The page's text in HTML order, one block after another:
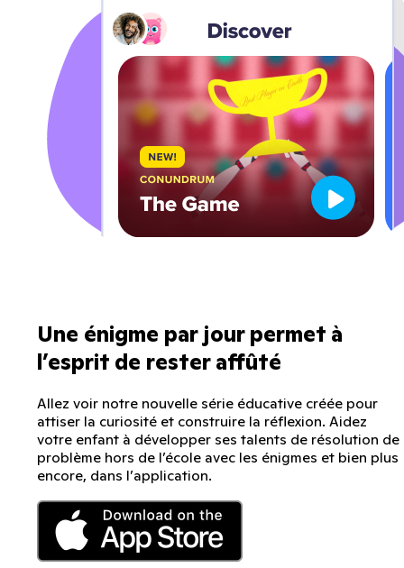
Une énigme par jour permet à
l’esprit de rester affûté
Allez voir notre nouvelle série éducative créée pour
attiser la curiosité et construire la réflexion. Aidez
votre enfant à développer ses talents de résolution de
problème hors de l’école avec les énigmes et bien plus
encore, dans l’application.